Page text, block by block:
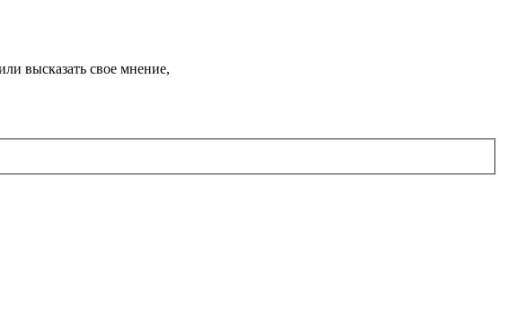
высказать свое мнение,